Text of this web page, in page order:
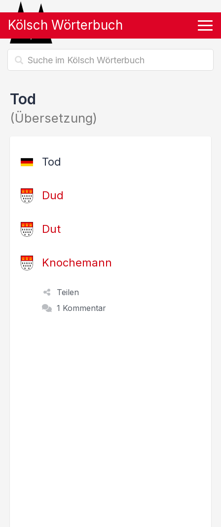
Kölsch Wörterbuch
Tod
(Übersetzung)
Tod
Dud
Dut
Knochemann
Teilen
1 Kommentar